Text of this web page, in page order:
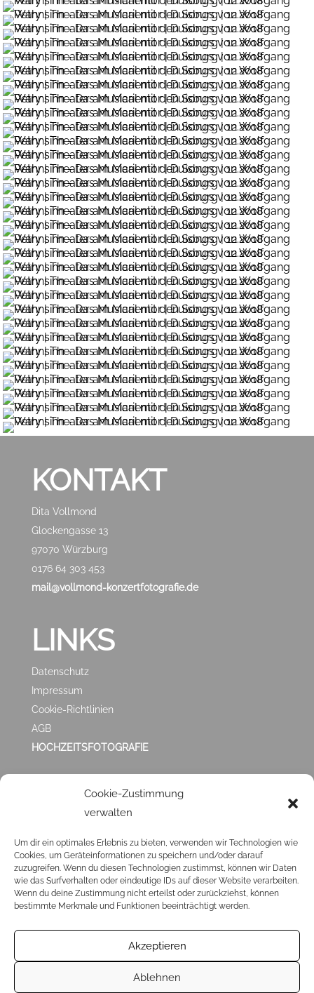
Cookie-Zustimmung
verwalten
Um dir ein optimales Erlebnis zu bieten, verwenden wir Technologien wie
Cookies, um Geräteinformationen zu speichern und/oder darauf
zuzugreifen. Wenn du diesen Technologien zustimmst, können wir Daten
wie das Surfverhalten oder eindeutige IDs auf dieser Website verarbeiten.
Wenn du deine Zustimmung nicht erteilst oder zurückziehst, können
bestimmte Merkmale und Funktionen beeinträchtigt werden.
Akzeptieren
Ablehnen
KONTAKT
Dita Vollmond
Glockengasse 13
97070 Würzburg
0176 64 303 453
mail@vollmond-konzertfotografie.de
LINKS
Datenschutz
Impressum
Cookie-Richtlinien
AGB
HOCHZEITSFOTOGRAFIE
ZUFRIEDEN MIT
MIR?
Klick ❤️HIER❤️ und hinterlasse mir eineGOOGLE
BEWERTUNG. Ich veröffentliche sie dann auch hier in
den Testimonials.